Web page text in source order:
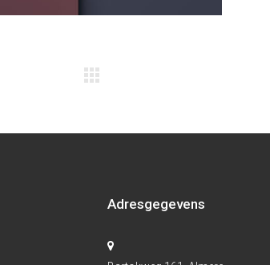
Adresgegevens